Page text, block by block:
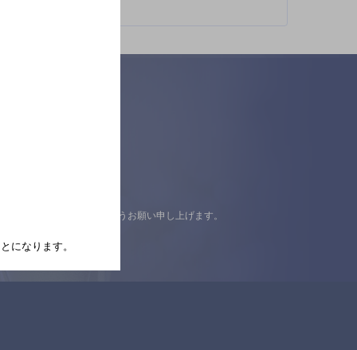
の上ご来店くださいますようお願い申し上げます。
になります。